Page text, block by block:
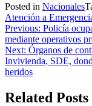
Posted in Nacionales
Atención a
Navegación
de
entradas
Previous: Policía
mediante operativos
Next: Órganos de
Invivienda, SDE,
heridos
Related Posts